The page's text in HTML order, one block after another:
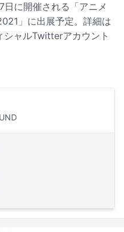
日に開催される「アニメ
」に出展予定。詳細は
ャルTwitterアカウント